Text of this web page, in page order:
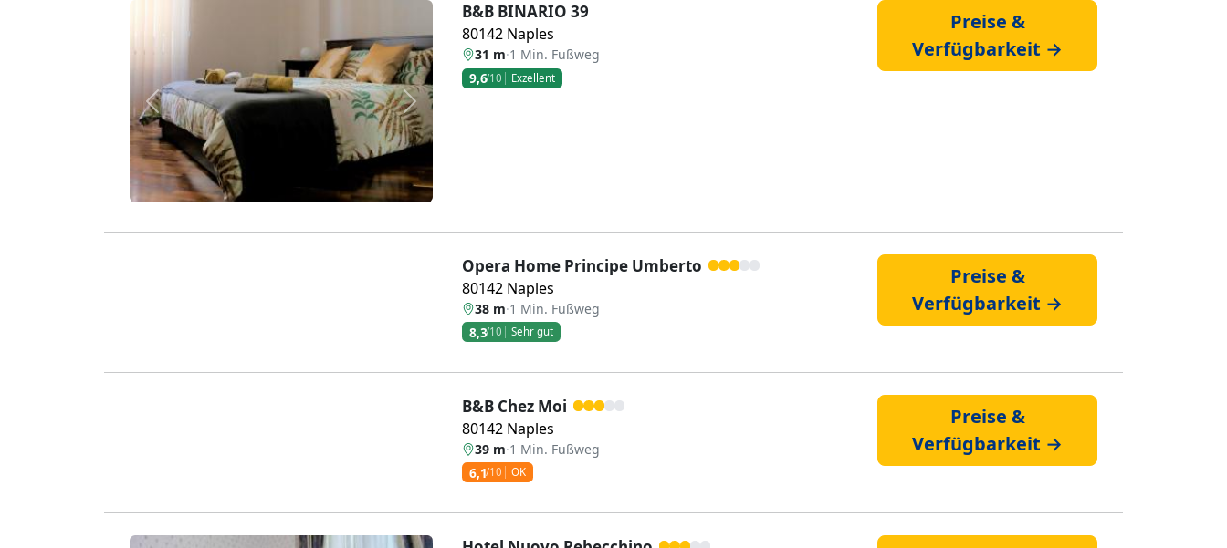
Zurück Weiter
B&B BINARIO 39
80142 Naples
31 m·1 Min. Fußweg
9,6/10 Exzellent
Preise &
Verfügbarkeit →
Opera Home Principe Umberto
80142 Naples
38 m·1 Min. Fußweg
8,3/10 Sehr gut
Preise &
Verfügbarkeit →
B&B Chez Moi
80142 Naples
39 m·1 Min. Fußweg
6,1/10 OK
Preise &
Verfügbarkeit →